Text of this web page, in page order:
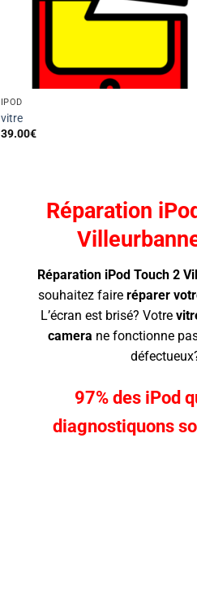
IPOD
vitre
39.00€
Réparation
Réparation iPod Touch 2
souhaitez faire réparer
L’écran est brisé? Votre
camera ne fonctionne
97% des iPod
diagnostiquons